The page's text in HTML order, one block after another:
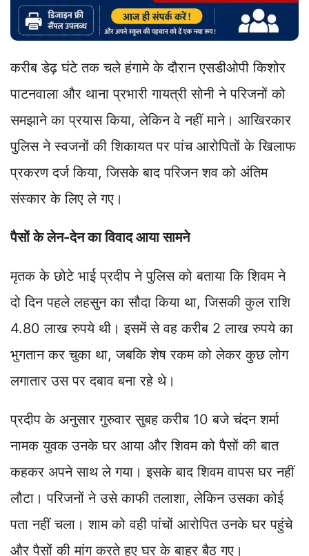
करीब डेढ़ घंटे तक चले हंगामे के दौरान एसडीओपी किशोर
पाटनवाला और थाना प्रभारी गायत्री सोनी ने परिजनों को
समझाने का प्रयास किया, लेकिन वे नहीं माने। आखिरकार
पुलिस ने स्वजनों की शिकायत पर पांच आरोपितों के खिलाफ
प्रकरण दर्ज किया, जिसके बाद परिजन शव को अंतिम
संस्कार के लिए ले गए।
पैसों के लेन-देन का विवाद आया सामने
मृतक के छोटे भाई प्रदीप ने पुलिस को बताया कि शिवम ने
दो दिन पहले लहसुन का सौदा किया था, जिसकी कुल राशि
4.80 लाख रुपये थी। इसमें से वह करीब 2 लाख रुपये का
भुगतान कर चुका था, जबकि शेष रकम को लेकर कुछ लोग
लगातार उस पर दबाव बना रहे थे।
प्रदीप के अनुसार गुरुवार सुबह करीब 10 बजे चंदन शर्मा
नामक युवक उनके घर आया और शिवम को पैसों की बात
कहकर अपने साथ ले गया। इसके बाद शिवम वापस घर नहीं
लौटा। परिजनों ने उसे काफी तलाशा, लेकिन उसका कोई
पता नहीं चला। शाम को वही पांचों आरोपित उनके घर पहुंचे
और पैसों की मांग करते हुए घर के बाहर बैठ गए।